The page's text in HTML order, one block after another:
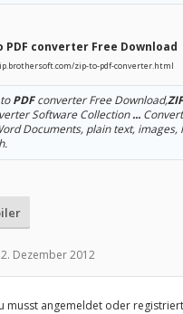
PDF converter Free Download
zip-to-pdf-converter.html
PDFconverter Free Download,
Software Collection...
Documents, plain text, images,
2. Dezember 2012
musst angemeldet oder